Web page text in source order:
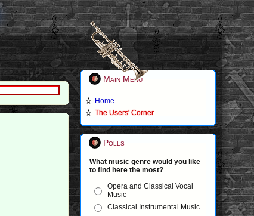
Main Menu
Home
The Users' Corner
Polls
What music genre would you like
to find here the most?
Opera and Classical Vocal
Music
Classical Instrumental Music